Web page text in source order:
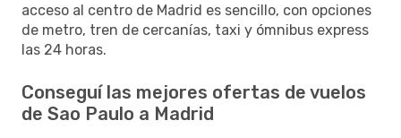
acceso al centro de Madrid es sencillo, con opciones
de metro, tren de cercanías, taxi y ómnibus express
las 24 horas.
Conseguí las mejores ofertas de vuelos
de Sao Paulo a Madrid